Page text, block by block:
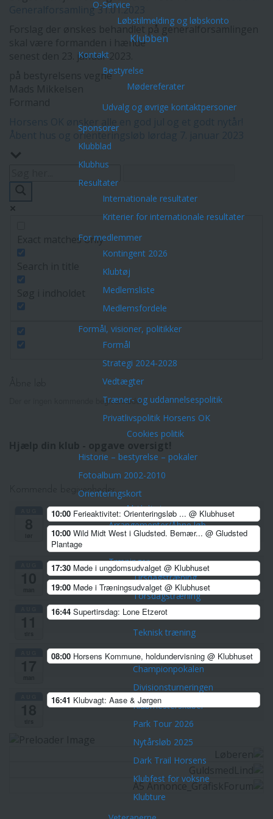
O-Service
Løbstilmelding og løbskonto
Klubben
Kontakt
Bestyrelse
Mødereferater
Udvalg og øvrige kontaktpersoner
Sponsorer
Klubblad
Klubhus
Resultater
Internationale resultater
Kriterier for internationale resultater
For medlemmer
Kontingent 2026
Klubtøj
Medlemsliste
Medlemsfordele
Formål, visioner, politikker
Formål
Strategi 2024-2028
Vedtægter
Træner- og uddannelsespolitik
Privatlivspolitik Horsens OK
Cookies politik
Historie – bestyrelse – pokaler
Fotoalbum 2002-2010
Orienteringskort
Aktiviteter
Arrangementer/Åbne løb
Træninger
Tirsdagstræning
Torsdagstræning
Lørdagstræning
Teknisk træning
Øvrige aktiviteter
Championpokalen
Divisionsturneringen
Klubmesterskaber
Park Tour 2026
Nytårsløb 2025
Dark Trail Horsens
Klubfest for voksne
Klubture
Generalforsamling 31.01.2023
Forslag der ønskes behandlet på generalforsamlingen
skal være formanden i hænde
senest den 23. januar 2023.
på bestyrelsens vegne
Indlægsnavigation
Horsens OK ønsker alle en god jul og et godt nytår!
Åbent hus og orienteringsløb lørdag 7. januar 2023
Exact matches only
Der er ingen kommende begivenheder.
Kommende begivenheder
10:00 Ferieaktivitet: Orienteringsløb ... @ Klubhuset
10:00 Wild Midt West i Gludsted. Bemær... @ Gludsted
Plantage
17:30 Møde i ungdomsudvalget @ Klubhuset
19:00 Møde i Træningsudvalget @ Klubhuset
16:44 Supertirsdag: Lone Etzerot
08:00 Horsens Kommune, holdundervisning @ Klubhuset
16:41 Klubvagt: Aase & Jørgen